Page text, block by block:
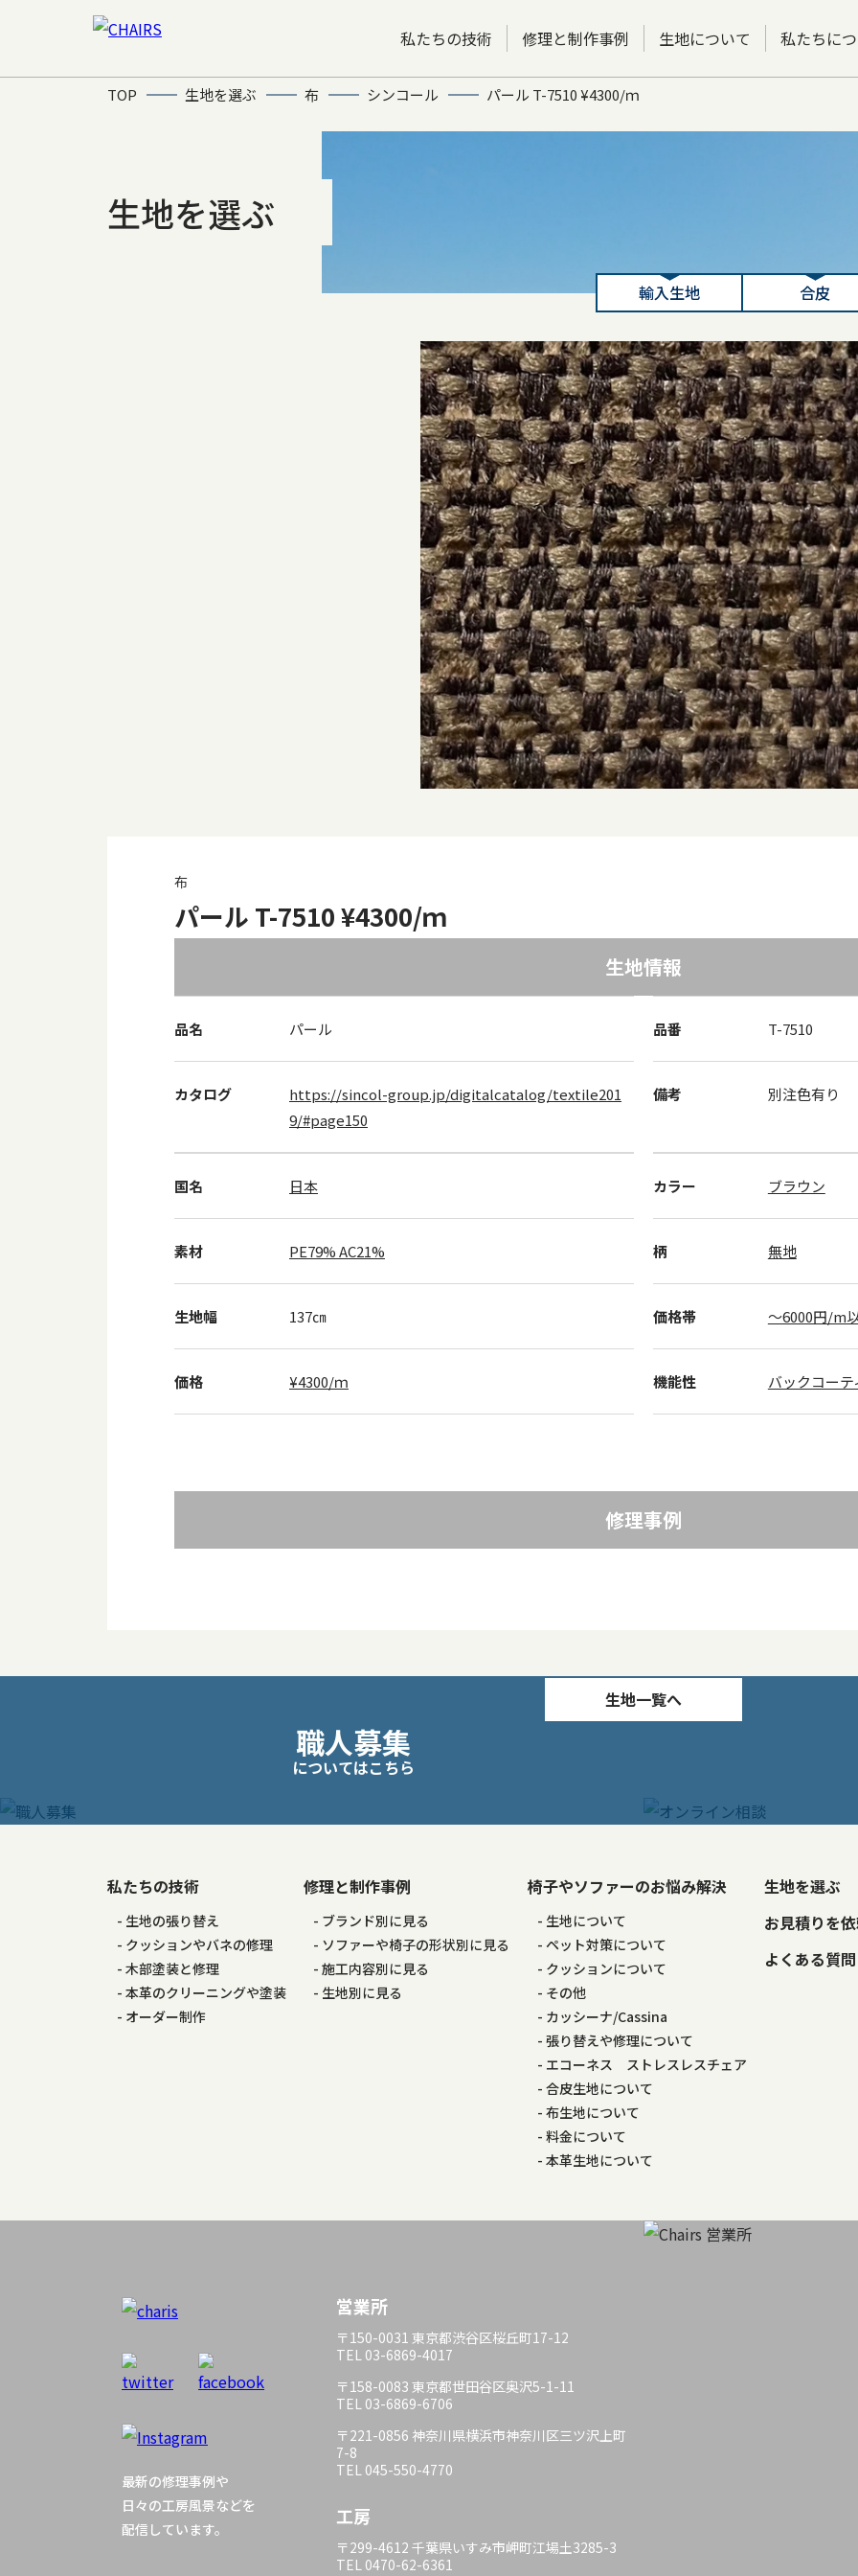
私たちの技術 修理と制作事例 生地について 私たちに
TOP 生地を選ぶ 布 シンコール パール T-7510 ¥4300/ｍ
生地を選ぶ
輸入生地 合皮
布
パール T-7510 ¥4300/ｍ
生地情報
品名 パール 品番 T-7510
カタログ
https://sincol-group.jp/digitalcatalog/textile201
9/#page150
備考 別注色有り
国名 日本 カラー ブラウン
素材 PE79% AC21% 柄 無地
生地幅 137㎝ 価格帯 ～6000円/m
価格 ¥4300/ｍ 機能性 バックコーテ
修理事例
ゲ
ー
シ
生地一覧へ
職人募集
についてはこちら
私たちの技術
生地の張り替え
クッションやバネの修理
木部塗装と修理
本革のクリーニングや塗装
オーダー制作
修理と制作事例
ブランド別に見る
ソファーや椅子の形状別に見る
施工内容別に見る
生地別に見る
椅子やソファーのお悩み解決
生地について
ペット対策について
クッションについて
その他
カッシーナ/Cassina
張り替えや修理について
エコーネス ストレスレスチェア
合皮生地について
布生地について
料金について
本革生地について
生地を選ぶ
お見積りを
よくある質問
最新の修理事例や
日々の工房風景などを
配信しています。
営業所
〒150-0031 東京都渋谷区桜丘町17-12
TEL 03-6869-4017
〒158-0083 東京都世田谷区奥沢5-1-11
TEL 03-6869-6706
〒221-0856 神奈川県横浜市神奈川区三ツ沢上町
7-8
TEL 045-550-4770
工房
〒299-4612 千葉県いすみ市岬町江場土3285-3
TEL 0470-62-6361